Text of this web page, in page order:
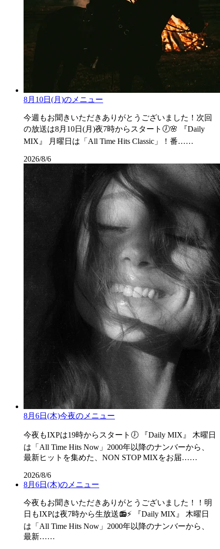
8月10日(月)のメニュー
今週もお聞きいただきありがとうございました！次回
の放送は8月10日(月)夜7時からスタート🕖🌸 『Daily
MIX』 月曜日は「All Time Hits Classic」！番……
2026/8/6
8月6日(木)今夜のメニュー
今夜もIXPは19時からスタート🕖 『Daily MIX』 木曜日
は「All Time Hits Now」2000年以降のナンバーから、
最新ヒットを集めた、NON STOP MIXをお届……
2026/8/6
8月6日(木)のメニュー
今夜もお聞きいただきありがとうございました！！明
日もIXPは夜7時から生放送📻⚡ 『Daily MIX』 木曜日
は「All Time Hits Now」2000年以降のナンバーから、
最新……